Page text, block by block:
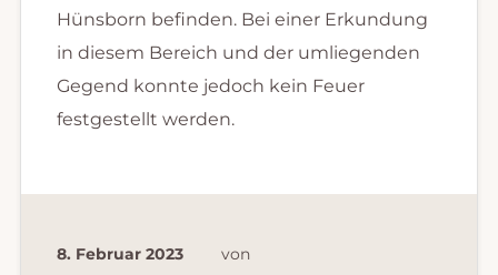
Hünsborn befinden. Bei einer Erkundung
in diesem Bereich und der umliegenden
Gegend konnte jedoch kein Feuer
festgestellt werden.
8. Februar 2023 von